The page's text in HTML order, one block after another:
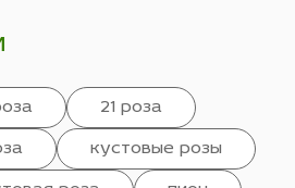
21 роза
кустовые розы